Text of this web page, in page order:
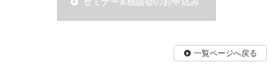
一覧ページへ戻る